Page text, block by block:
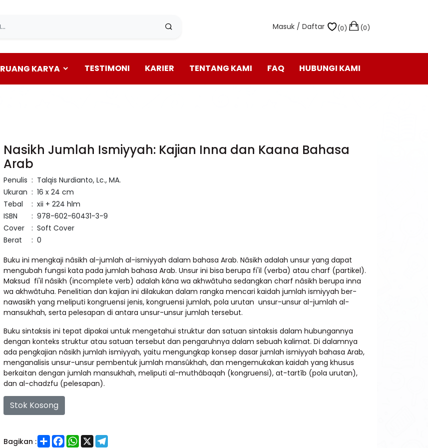
Masuk / Daftar (0) (0)
RUANG KARYA TESTIMONI KARIER TENTANG KAMI FAQ HUBUNGI KAMI
Nasikh Jumlah Ismiyyah: Kajian Inna dan Kaana Bahasa
Arab
Penulis : Talqis Nurdianto, Lc., MA.
Ukuran : 16 x 24 cm
Tebal
: xii + 224 hlm
ISBN
: 978-602-60431-3-9
Cover
: Soft Cover
Berat
: 0
Buku ini mengkaji nâsikh al-jumlah al-ismiyyah dalam bahasa Arab. Nâsikh adalah unsur yang dapat
mengubah fungsi kata pada jumlah bahasa Arab. Unsur ini bisa berupa fi'il (verba) atau charf (partikel).
Maksud fi'il nâsikh (incomplete verb) adalah kâna wa akhwâtuha sedangkan charf nâsikh berupa inna
wa akhwâtuha. Penelitian dan kajian ini dilakukan dalam rangka mencari kaidah jumlah ismiyyah ber-
nawasikh yang meliputi kongruensi jenis, kongruensi jumlah, pola urutan unsur-unsur al-jumlah al-
mansukhah, serta pelesapan di antara unsur-unsur jumlah tersebut.
Buku sintaksis ini tepat dipakai untuk mengetahui struktur dan satuan sintaksis dalam hubungannya
dengan konteks struktur atau satuan tersebut dan pengaruhnya dalam sebuah kalimat. Di dalamnya
ada pengkajian nâsikh jumlah ismiyyah, yaitu mengungkap konsep dasar jumlah ismiyyah bahasa Arab,
menganalisis unsur-unsur pembentuk jumlah mansûkhah, dan mengemukakan kaidah yang khusus
berkaitan dengan jumlah mansukhah, meliputi al-muthâbaqah (kongruensi), at-tartîb (pola urutan),
dan al-chadzfu (pelesapan).
Stok Kosong
Bagikan : ShareFacebook
WhatsApp
X